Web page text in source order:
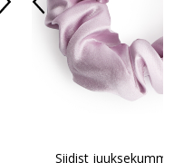
Siidist juuksekumm